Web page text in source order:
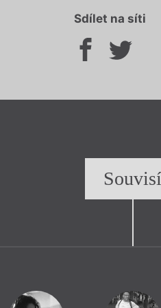
Sdílet na síti